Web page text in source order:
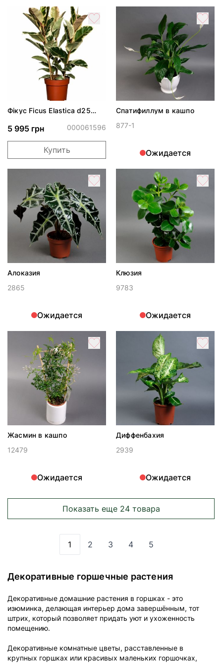
Фікус Ficus Elastica d25
5 995 грн 000061596
Купить
Спатифиллум в кашпо
877-1
Ожидается
Алоказия
2865
Ожидается
Клюзия
9783
Ожидается
Жасмин в кашпо
12479
Ожидается
Диффенбахия
2939
Ожидается
Показать еще 24 товара
Вы сейчас читаете страницу
1 Страница
2 Страница
3 Страница
4 Страница
5
Декоративные горшечные растения
Декоративные домашние растения в горшках - это
изюминка, делающая интерьер дома завершённым, тот
штрих, который позволяет придать уют и ухоженность
помещению.
Декоративные комнатные цветы, расставленные в
крупных горшках или красивых маленьких горшочках,